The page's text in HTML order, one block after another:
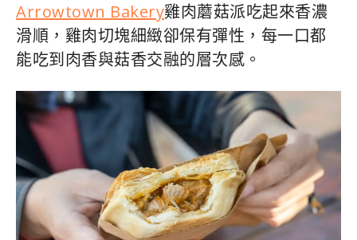
Arrowtown Bakery雞肉蘑菇派吃起來香濃
滑順，雞肉切塊細緻卻保有彈性，每一口都
能吃到肉香與菇香交融的層次感。